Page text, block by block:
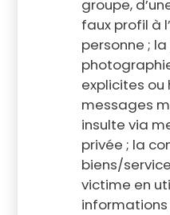
groupe,
faux profil à
personne ;
explicites ou
messages
insulte via
privée ; la
biens/
victime en
informations